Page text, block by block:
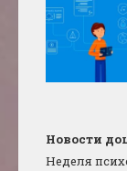
Новости
Неделя